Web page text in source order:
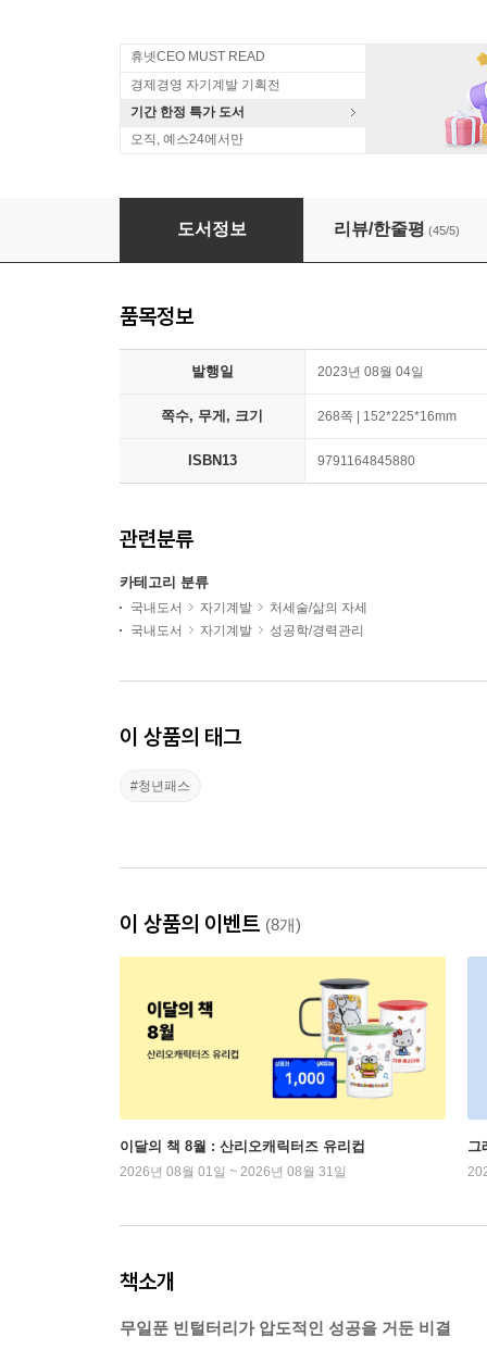
휴넷CEO MUST READ
경제경영 자기계발 기획전
기간 한정 특가 도서
오직, 예스24에서만
나는 매일 모든 면에서 조금씩 좋아지고 있다
도서정보 리뷰/한줄평 (45/5)
품목정보
발행일 2023년 08월 04일
쪽수, 무게, 크기 268쪽 | 152*225*16mm
ISBN13 9791164845880
관련분류
카테고리 분류
국내도서 자기계발
처세술/삶의 자세
국내도서
자기계발 성공학/경력관리
이 상품의 태그
#청년패스
이 상품의 이벤트 (8개)
이달의 책 8월 : 산리오캐릭터즈 유리컵
2026년 08월 01일 ~ 2026년 08월 31일
그
책소개
무일푼 빈털터리가 압도적인 성공을 거둔 비결